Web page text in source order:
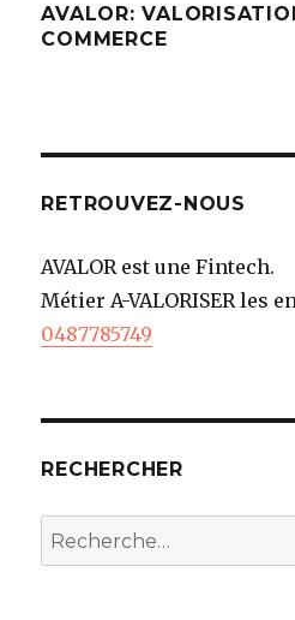
AVALOR:
COMMERCE
RETROUVEZ-NOUS
AVALOR est une Fintech.
Métier A-VALORISER les
0487785749
RECHERCHER
Recherche
pour